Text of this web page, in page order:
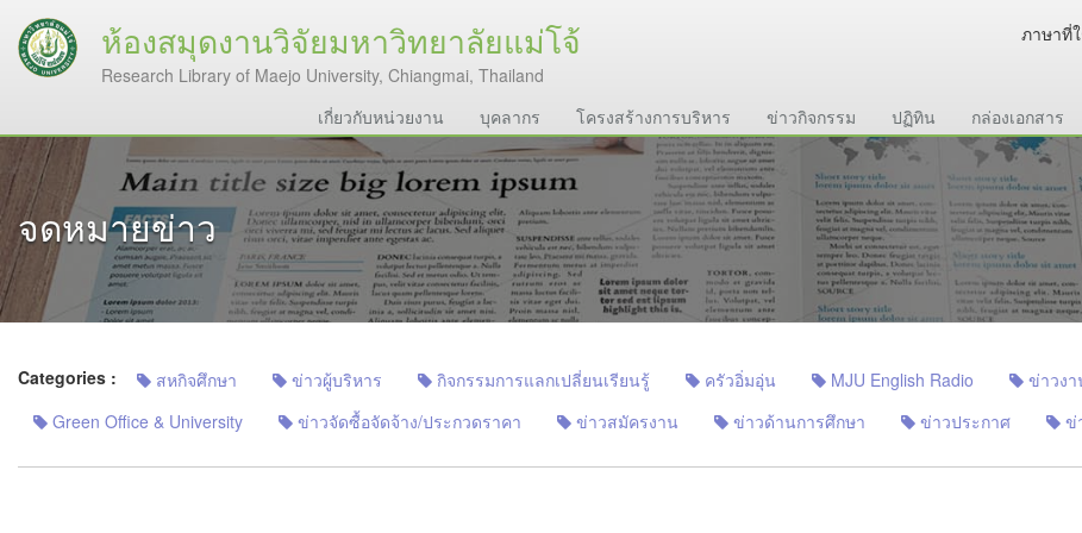
ห้องสมุดงานวิจัยมหาวิทยาลัยแม่โจ้
Research Library of Maejo University, Chiangmai, Thailand
ภาษาที่
เกี่ยวกับหน่วยงาน บุคลากร โครงสร้างการบริหาร ข่าวกิจกรรม ปฏิทิน กล่องเอกสาร
จดหมายข่าว
Categories : สหกิจศึกษา ข่าวผู้บริหาร กิจกรรมการแลกเปลี่ยนเรียนรู้ ครัวอิ่มอุ่น MJU English Radio ข่าวงา
Green Office & University
ข่าวจัดซื้อจัดจ้าง/ประกวดราคา ข่าวสมัครงาน ข่าวด้านการศึกษา ข่าวประกาศ ข่